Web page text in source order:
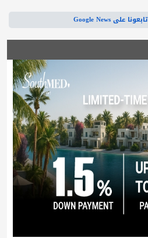
تابعونا على Google News